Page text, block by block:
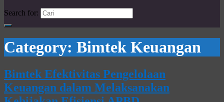
Search for:
Category: Bimtek Keuangan
Bimtek Efektivitas Pengelolaan
Keuangan dalam Melaksanakan